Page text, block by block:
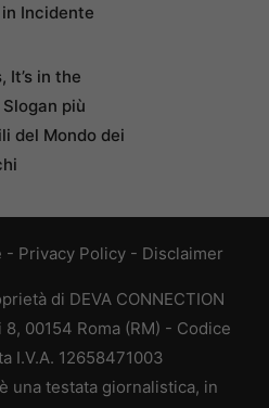
Incidente
It’s in the
Slogan più
del Mondo dei
- Privacy Policy - Disclaimer
di DEVA CONNECTION
00154 Roma (RM) - Codice
I.V.A. 12658471003
una testata giornalistica, in